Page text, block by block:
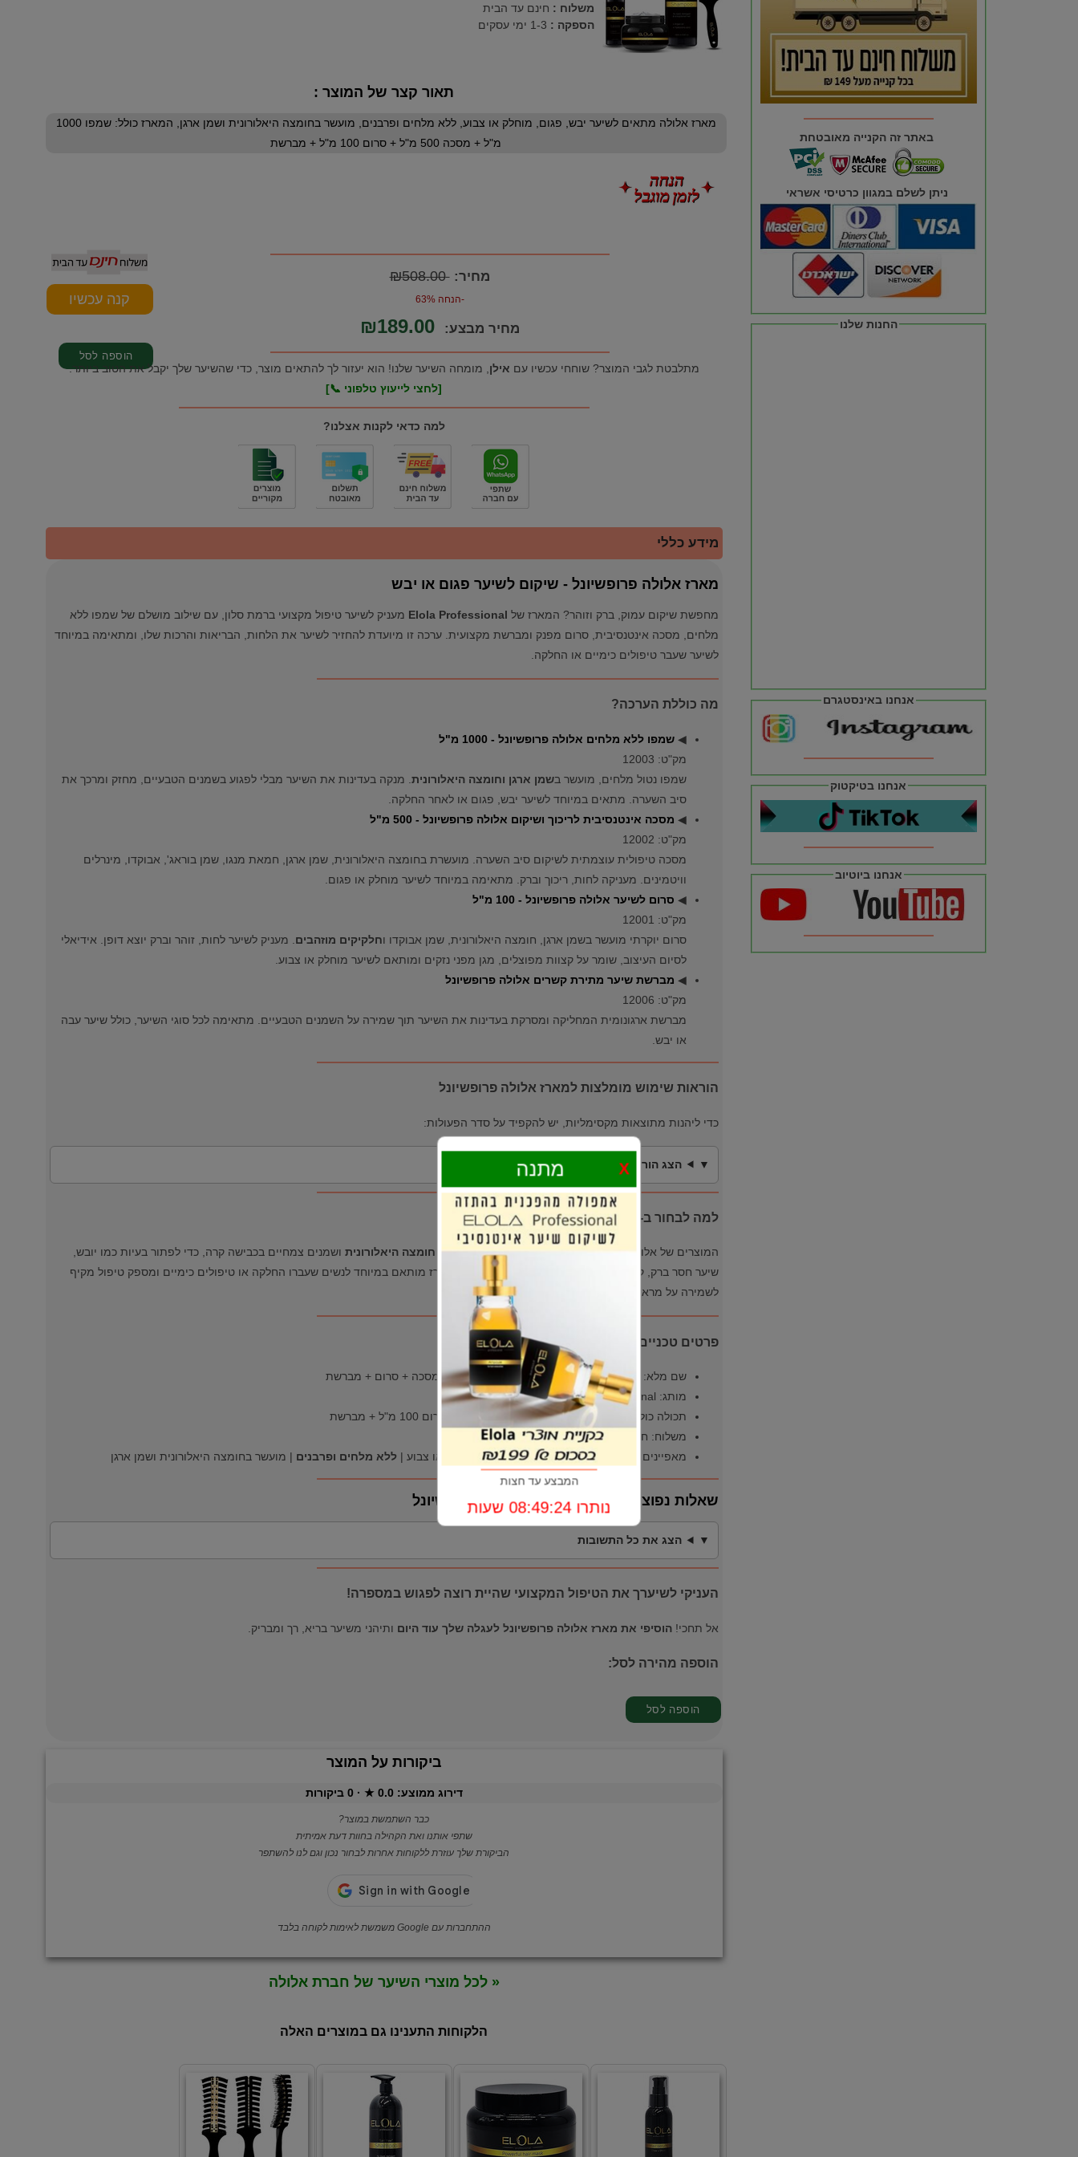
משלוח : חינם עד הבית
הספקה : 1-3 ימי עסקים
תאור קצר של המוצר :
מארז אלולה מתאים לשיער יבש, פגום, מוחלק או צבוע, ללא מלחים ופרבנים, מועשר בחומצה היאלורונית ושמן ארגן, המארז כולל: שמפו 1000
מ"ל + מסכה 500 מ"ל + סרום 100 מ"ל + מברשת
מחיר: ₪508.00
-הנחה 63%
מחיר מבצע: ₪189.00
מתלבטת לגבי המוצר? שוחחי עכשיו עם אילן , מומחה השיער שלנו! הוא יעזור לך להתאים מוצר, כדי שהשיער שלך יקבל את הטוב ביותר.
[לחצי לייעוץ טלפוני 📞]
למה כדאי לקנות אצלנו?
מידע כללי
מארז אלולה פרופשיונל - שיקום לשיער פגום או יבש
מחפשת שיקום עמוק, ברק וזוהר? המארז של Elola Professional מעניק לשיער טיפול מקצועי ברמת סלון, עם שילוב מושלם של שמפו ללא
מלחים, מסכה אינטנסיבית, סרום מפנק ומברשת מקצועית. ערכה זו מיועדת להחזיר לשיער את הלחות, הבריאות והרכות שלו, ומתאימה במיוחד
לשיער שעבר טיפולים כימיים או החלקה.
מה כוללת הערכה?
◀שמפו ללא מלחים אלולה פרופשיונל - 1000 מ"ל
מק"ט: 12003
שמפו נטול מלחים, מועשר בשמן ארגן וחומצה היאלורונית . מנקה בעדינות את השיער מבלי לפגוע בשמנים הטבעיים, מחזק ומרכך את
סיב השערה. מתאים במיוחד לשיער יבש, פגום או לאחר החלקה.
◀ מסכה אינטנסיבית לריכוך ושיקום אלולה פרופשיונל - 500 מ"ל
מק"ט: 12002
מסכה טיפולית עוצמתית לשיקום סיב השערה. מועשרת בחומצה היאלורונית, שמן ארגן, חמאת מנגו, שמן בוראג', אבוקדו, מינרלים
וויטמינים. מעניקה לחות, ריכוך וברק. מתאימה במיוחד לשיער מוחלק או פגום.
◀ סרום לשיער אלולה פרופשיונל - 100 מ"ל
מק"ט: 12001
סרום יוקרתי מועשר בשמן ארגן, חומצה היאלורונית, שמן אבוקדו וחלקיקים מוזהבים . מעניק לשיער לחות, זוהר וברק יוצא דופן. אידיאלי
לסיום העיצוב, שומר על קצוות מפוצלים, מגן מפני נזקים ומותאם לשיער מוחלק או צבוע.
◀ מברשת שיער מתירת קשרים אלולה פרופשיונל
מק"ט: 12006
מברשת ארגונומית המחליקה ומסרקת בעדינות את השיער תוך שמירה על השמנים הטבעיים. מתאימה לכל סוגי השיער, כולל שיער עבה
או יבש.
הוראות שימוש מומלצות למארז אלולה פרופשיונל
כדי ליהנות מתוצאות מקסימליות, יש להקפיד על סדר הפעולות:
הצג הוראות שימוש מלאות
למה לבחור ב-Elola Professional?
המוצרים של אלולה משלבים רכיבים עוצמתיים מהטבע, כמו חומצה היאלורונית ושמנים צמחיים בכבישה קרה, כדי לפתור בעיות כמו יובש,
שיער חסר ברק, קצוות מפוצלים או פגיעות מכימיקלים. המארז מותאם במיוחד לנשים שעברו החלקה או טיפולים כימיים ומספק טיפול מקיף
לשמירה על מראה שיער בריא וחיוני.
פרטים טכניים:
שם מלא: מארז שיקום Elola Professional - שמפו + מסכה + סרום + מברשת
מותג: Elola Professional - אלולה פרופשיונל
תכולה כוללת: שמפו 1000 מ"ל + מסכה 500 מ"ל + סרום 100 מ"ל + מברשת
משלוח: חינם עד הבית
מאפיינים נוספים: מתאים לשיער יבש, פגום, מוחלק או צבוע |ללא מלחים ופרבנים | מועשר בחומצה היאלורונית ושמן ארגן
שאלות נפוצות (FAQ) על מארז אלולה פרופשיונל
הצג את כל התשובות
העניקי לשיערך את הטיפול המקצועי שהיית רוצה לפגוש במספרה!
אל תחכי!הוסיפי את מארז אלולה פרופשיונל לעגלה שלך עוד היום ותיהני משיער בריא, רך ומבריק.
הוספה מהירה לסל:
ביקורות על המוצר
דירוג ממוצע:0.0
★ ·
0 ביקורות
כבר השתמשת במוצר?
שתפי אותנו ואת הקהילה בחוות דעת אמיתית
הביקורת שלך עוזרת ללקוחות אחרות לבחור נכון וגם לנו להשתפר
ההתחברות עם Google משמשת לאימות לקוחה בלבד
« לכל מוצרי השיער של חברת אלולה
הלקוחות התענינו גם במוצרים האלה
החנות שלנו
אנחנו באינסטגרם
אנחנו בטיקטוק
אנחנו ביוטיוב
X מתנה
המבצע עד חצות
נותרו 08:49:23 שעות